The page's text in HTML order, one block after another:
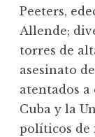
Peeters,
Allende;
torres de
asesinato
atentados a
Cuba y la
políticos de